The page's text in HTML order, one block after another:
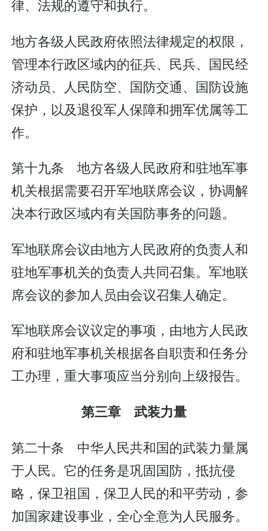
律、法规的遵守和执行。
地方各级人民政府依照法律规定的权限，
管理本行政区域内的征兵、民兵、国民经
济动员、人民防空、国防交通、国防设施
保护，以及退役军人保障和拥军优属等工
作。
第十九条 地方各级人民政府和驻地军事
机关根据需要召开军地联席会议，协调解
决本行政区域内有关国防事务的问题。
军地联席会议由地方人民政府的负责人和
驻地军事机关的负责人共同召集。军地联
席会议的参加人员由会议召集人确定。
军地联席会议议定的事项，由地方人民政
府和驻地军事机关根据各自职责和任务分
工办理，重大事项应当分别向上级报告。
第三章 武装力量
第二十条 中华人民共和国的武装力量属
于人民。它的任务是巩固国防，抵抗侵
略，保卫祖国，保卫人民的和平劳动，参
加国家建设事业，全心全意为人民服务。